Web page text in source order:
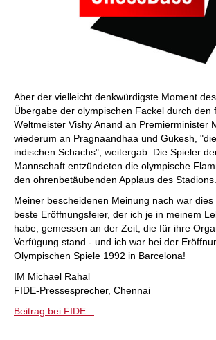
Aber der vielleicht denkwürdigste Moment
Übergabe der olympischen Fackel durch den
Weltmeister Vishy Anand an Premierminister
wiederum an Pragnaandhaa und Gukesh,
indischen Schachs", weitergab. Die Spieler
Mannschaft entzündeten die olympische
den ohrenbetäubenden Applaus des Stadions.
Meiner bescheidenen Meinung nach war dies
beste Eröffnungsfeier, der ich je in meinem
habe, gemessen an der Zeit, die für ihre
Verfügung stand - und ich war bei der
Olympischen Spiele 1992 in Barcelona!
IM Michael Rahal
FIDE-Pressesprecher, Chennai
Beitrag bei FIDE...